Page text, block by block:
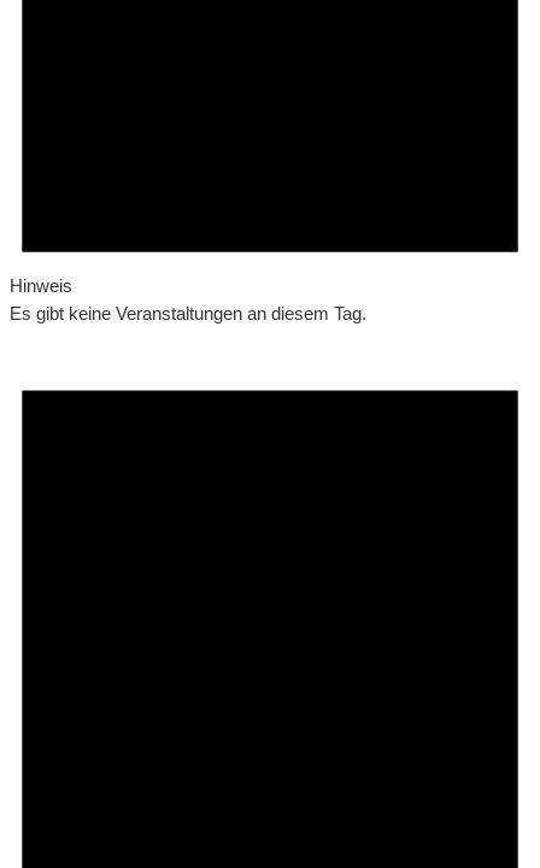
Hinweis
Es gibt keine Veranstaltungen an diesem Tag.